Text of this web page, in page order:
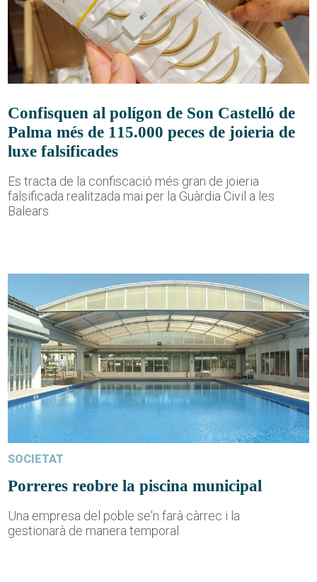
Confisquen al polígon de Son Castelló de
Palma més de 115.000 peces de joieria de
luxe falsificades
Es tracta de la confiscació més gran de joieria
falsificada realitzada mai per la Guàrdia Civil a les
Balears
SOCIETAT
Porreres reobre la piscina municipal
Una empresa del poble se'n farà càrrec i la
gestionarà de manera temporal